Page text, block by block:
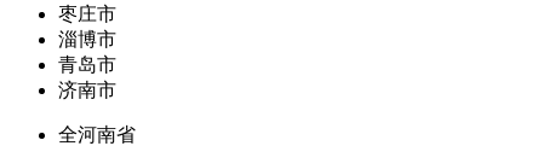
枣庄市
淄博市
青岛市
济南市
全河南省